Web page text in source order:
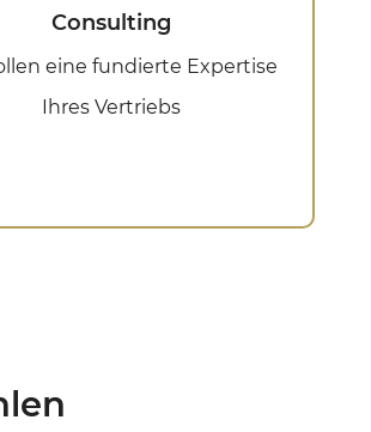
Consulting
eine fundierte Expertise
Ihres Vertriebs